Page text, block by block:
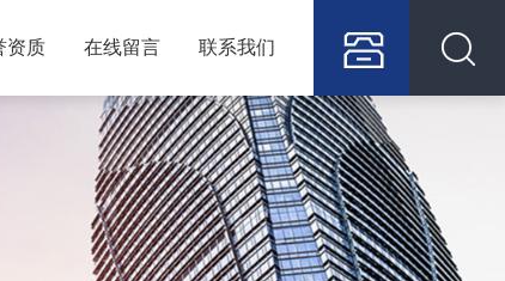
0572-
3365765
资质 在线留言 联系我们